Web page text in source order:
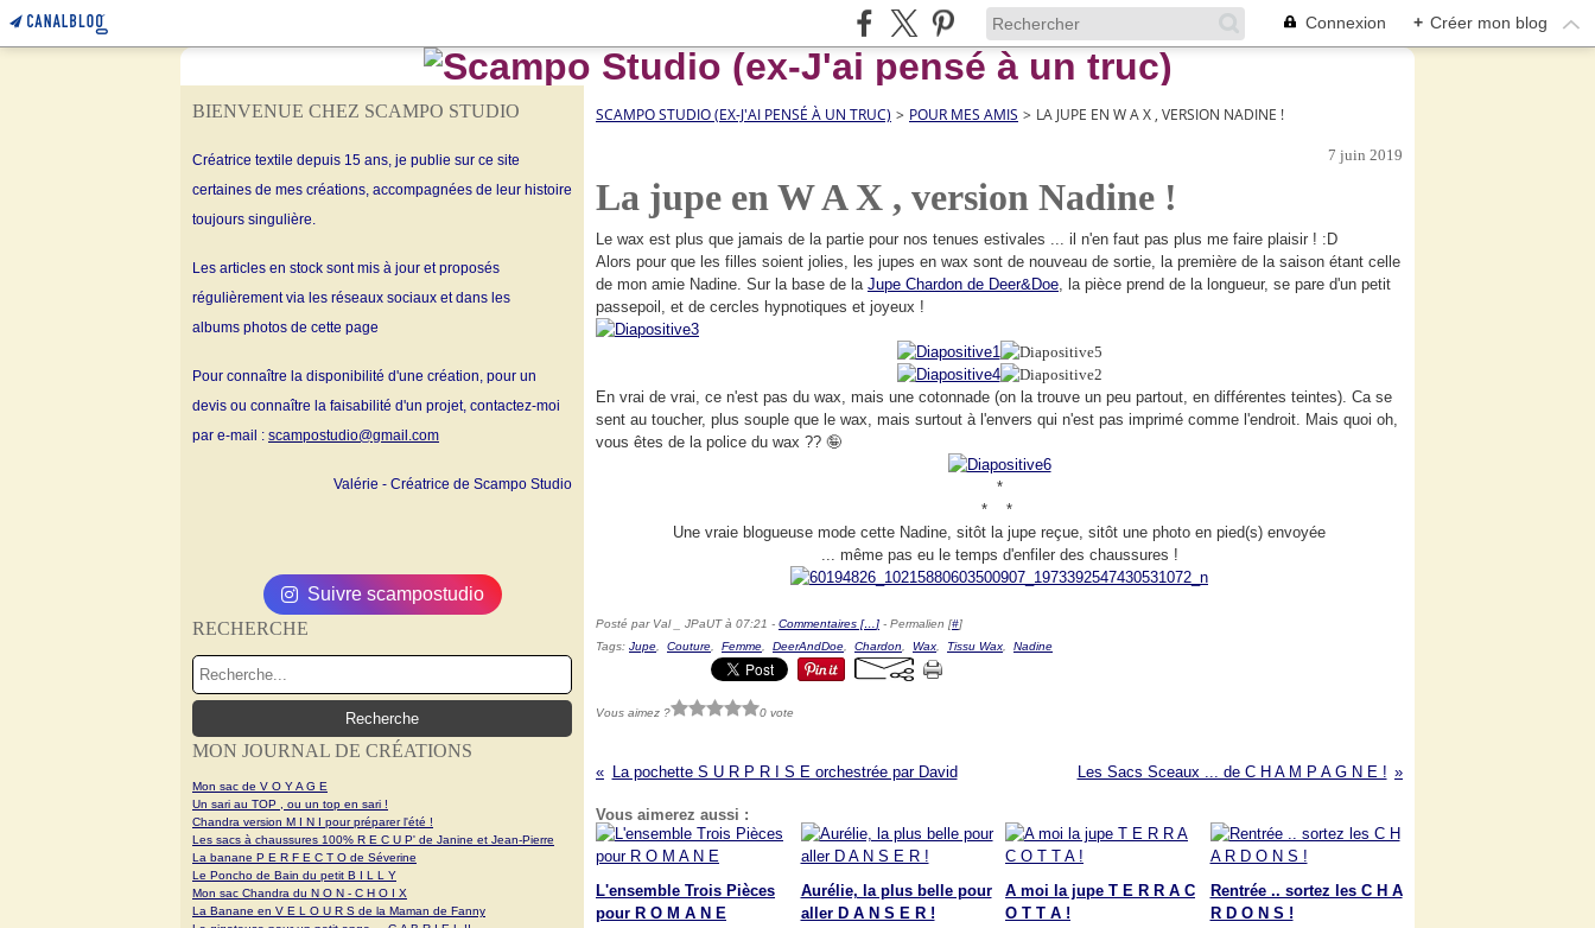
Connexion + Créer mon blog
BIENVENUE CHEZ SCAMPO STUDIO
Créatrice textile depuis 15 ans, je publie sur ce site
certaines de mes créations, accompagnées de leur histoire
toujours singulière.
Les articles en stock sont mis à jour et proposés
régulièrement via les réseaux sociaux et dans les
albums photos de cette page
Pour connaître la disponibilité d'une création, pour un
devis ou connaître la faisabilité d'un projet, contactez-moi
par e-mail : scampostudio@gmail.com
Valérie - Créatrice de Scampo Studio
Suivre scampostudio
RECHERCHE
MON JOURNAL DE CRÉATIONS
Mon sac de V O Y A G E
Un sari au TOP , ou un top en sari !
Chandra version M I N I pour préparer l'été !
Les sacs à chaussures 100% R E C U P' de Janine et Jean-Pierre
La banane P E R F E C T O de Séverine
Le Poncho de Bain du petit B I L L Y
Mon sac Chandra du N O N - C H O I X
La Banane en V E L O U R S de la Maman de Fanny
SCAMPO STUDIO (EX-J'AI PENSÉ À UN TRUC) > POUR MES AMIS > LA JUPE EN W A X , VERSION NADINE !
7 juin 2019
La jupe en W A X , version Nadine !
Le wax est plus que jamais de la partie pour nos tenues estivales ... il n'en faut pas plus me faire plaisir ! :D
Alors pour que les filles soient jolies, les jupes en wax sont de nouveau de sortie, la première de la saison étant celle
de mon amie Nadine. Sur la base de la Jupe Chardon de Deer&Doe, la pièce prend de la longueur, se pare d'un petit
passepoil, et de cercles hypnotiques et joyeux !
En vrai de vrai, ce n'est pas du wax, mais une cotonnade (on la trouve un peu partout, en différentes teintes). Ca se
sent au toucher, plus souple que le wax, mais surtout à l'envers qui n'est pas imprimé comme l'endroit. Mais quoi oh,
vous êtes de la police du wax ?? 🤪
*
* *
Une vraie blogueuse mode cette Nadine, sitôt la jupe reçue, sitôt une photo en pied(s) envoyée
... même pas eu le temps d'enfiler des chaussures !
Posté par Val _ JPaUT à 07:21 - Commentaires [… ] - Permalien [#]
Tags: Jupe Couture Femme DeerAndDoe Chardon Wax Tissu Wax Nadine
Vous aimez ? 0 vote
La pochette S U R P R I S E orchestrée par David Les Sacs Sceaux ... de C H A M P A G N E !
Vous aimerez aussi :
L'ensemble Trois Pièces
pour R O M A N E
Aurélie, la plus belle pour
aller D A N S E R !
A moi la jupe T E R R A C
O T T A !
Rentrée .. sortez les C H A
R D O N S !